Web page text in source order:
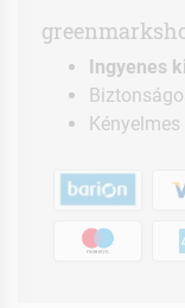
Ingyenes